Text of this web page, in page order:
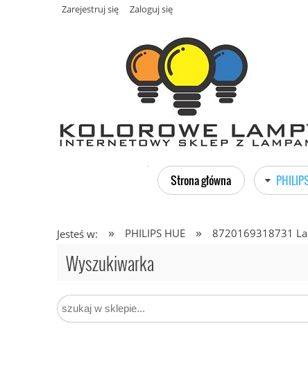
Zarejestruj się Zaloguj się
Strona główna
Jesteś w: » PHILIPS HUE » 8720169318731
Wyszukiwarka